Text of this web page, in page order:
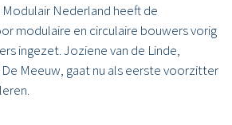
Nederland heeft de
modulaire en circulaire bouwers vorig
ingezet. Joziene van de Linde,
Meeuw, gaat nu als eerste voorzitter